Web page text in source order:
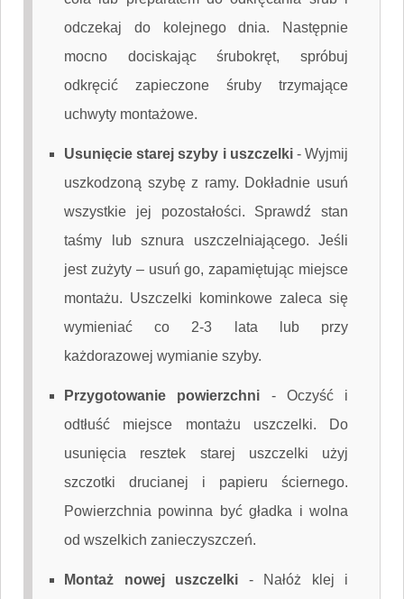
odczekaj do kolejnego dnia. Następnie
mocno dociskając śrubokręt, spróbuj
odkręcić zapieczone śruby trzymające
uchwyty montażowe.
Usunięcie starej szyby i uszczelki-Wyjmij
uszkodzoną szybę z ramy. Dokładnie usuń
wszystkie jej pozostałości. Sprawdź stan
taśmy lub sznura uszczelniającego. Jeśli
jest zużyty – usuń go, zapamiętując miejsce
montażu. Uszczelki kominkowe zaleca się
wymieniać co 2-3 lata lub przy
każdorazowej wymianie szyby.
Przygotowanie powierzchni - Oczyść i
odtłuść miejsce montażu uszczelki. Do
usunięcia resztek starej uszczelki użyj
szczotki drucianej i papieru ściernego.
Powierzchnia powinna być gładka i wolna
od wszelkich zanieczyszczeń.
Montaż nowej uszczelki -
Nałóż klej i